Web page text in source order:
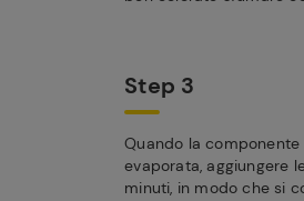
Step 3
Quando la
evaporata, aggiungere
minuti, in modo che si